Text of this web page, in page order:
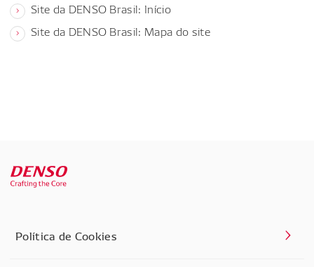
Site da DENSO Brasil: Início
Site da DENSO Brasil: Mapa do site
Política de Cookies